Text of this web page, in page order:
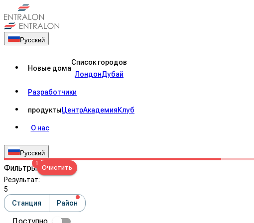
Русский
Новые дома
Список городов
ЛондонДубай
Разработчики
продуктыЦентрАкадемияКлуб
О нас
Русский
Фильтры1
Очистить
Результат:
5
Станция
Район